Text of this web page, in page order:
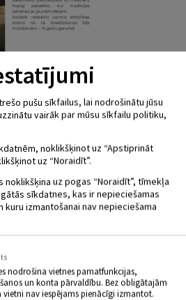
pušu sīkfailus, lai nodrošinātu jūsu
vairāk par mūsu sīkfailu politiku,
noklikšķinot uz “Apstiprināt
uz “Noraidīt”.
uz pogas “Noraidīt”, tīmekļa
sīkdatnes, kas ir nepieciešamas
izmantošanai nav nepieciešama
nodrošina vietnes pamatfunkcijas,
un konta pārvaldību. Bez obligātajām
nav iespējams pienācīgi izmantot.